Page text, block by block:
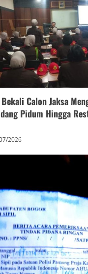
Calon Jaksa
Pidum Hingga
2026